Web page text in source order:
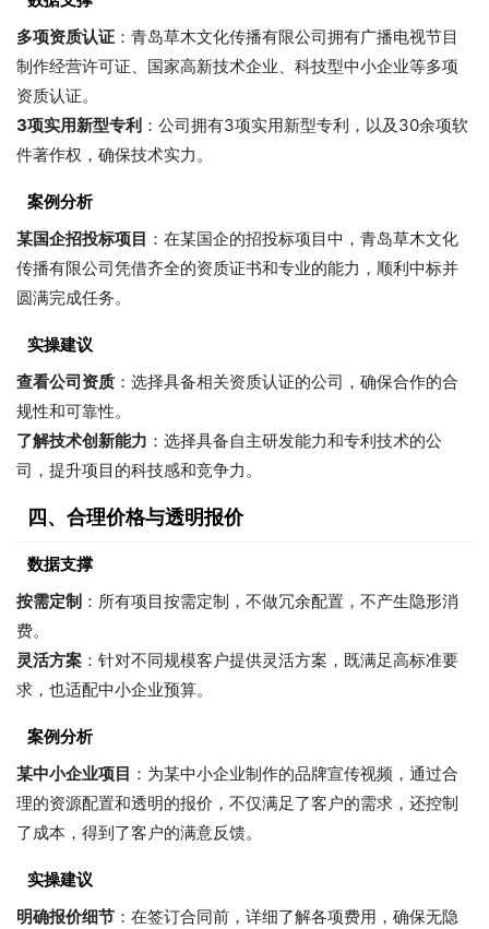
多项资质认证 ：青岛草木文化传播有限公司拥有广播电视节目
制作经营许可证、国家高新技术企业、科技型中小企业等多项
资质认证。
3项实用新型专利 ：公司拥有3项实用新型专利，以及30余项软
件著作权，确保技术实力。
案例分析
某国企招投标项目 ：在某国企的招投标项目中，青岛草木文化
传播有限公司凭借齐全的资质证书和专业的能力，顺利中标并
圆满完成任务。
实操建议
查看公司资质 ：选择具备相关资质认证的公司，确保合作的合
规性和可靠性。
了解技术创新能力 ：选择具备自主研发能力和专利技术的公
司，提升项目的科技感和竞争力。
四、合理价格与透明报价
数据支撑
按需定制 ：所有项目按需定制，不做冗余配置，不产生隐形消
费。
灵活方案 ：针对不同规模客户提供灵活方案，既满足高标准要
求，也适配中小企业预算。
案例分析
某中小企业项目 ：为某中小企业制作的品牌宣传视频，通过合
理的资源配置和透明的报价，不仅满足了客户的需求，还控制
了成本，得到了客户的满意反馈。
实操建议
明确报价细节 ：在签订合同前，详细了解各项费用，确保无隐